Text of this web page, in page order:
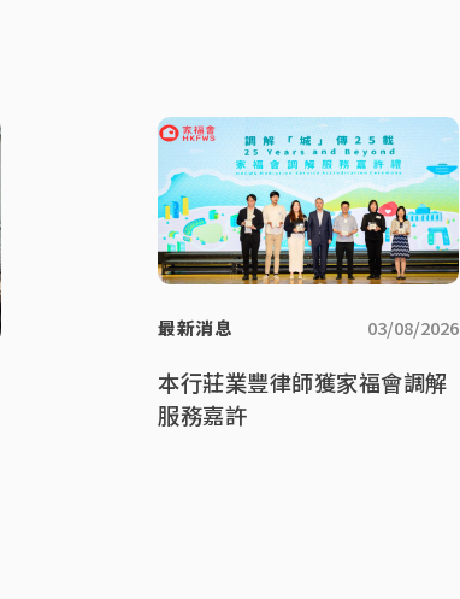
最新消息 03/08/2026
本行莊業豐律師獲家福會調解
服務嘉許